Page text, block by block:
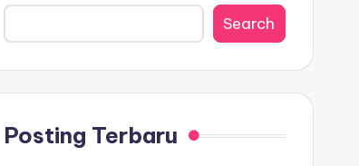
Search
Posting Terbaru